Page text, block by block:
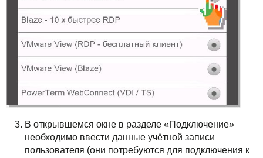
В открывшемся окне в разделе «Подключение»
необходимо ввести данные учётной записи
пользователя (они потребуются для подключения к